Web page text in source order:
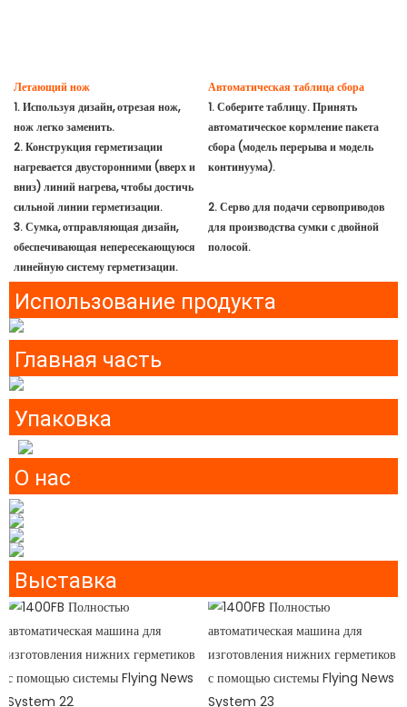
Летающий нож
1. Используя дизайн, отрезая нож,
нож легко заменить.
2. Конструкция герметизации
нагревается двусторонними (вверх и
вниз) линий нагрева, чтобы достичь
сильной линии герметизации.
3. Сумка, отправляющая дизайн,
обеспечивающая непересекающуюся
линейную систему герметизации.
Автоматическая таблица сбора
1. Соберите таблицу. Принять
автоматическое кормление пакета
сбора (модель перерыва и модель
континуума).
2. Серво для подачи сервоприводов
для производства сумки с двойной
полосой.
Использование продукта
Главная часть
Упаковка
О нас
Выставка